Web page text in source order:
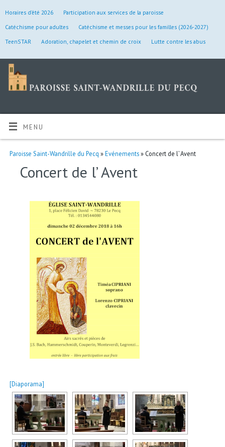
Horaires d’été 2026
Participation aux services de la paroisse
Catéchisme pour adultes
Catéchisme et messes pour les familles (2026-2027)
TeenSTAR
Adoration, chapelet et chemin de croix Lutte contre les abus
MENU
Paroisse Saint-Wandrille du Pecq »Evénements» Concert de l’ Avent
Concert de l’ Avent
[Diaporama]